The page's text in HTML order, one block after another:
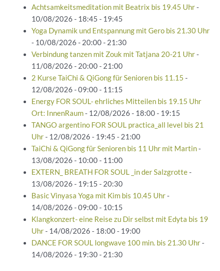
Achtsamkeitsmeditation mit Beatrix bis 19.45 Uhr-
10/08/2026 - 18:45 - 19:45
Yoga Dynamik und Entspannung mit Gero bis 21.30 Uhr
- 10/08/2026 - 20:00 - 21:30
Verbindung tanzen mit Zouk mit Tatjana 20-21 Uhr-
11/08/2026 - 20:00 - 21:00
2 Kurse TaiChi & QiGong für Senioren bis 11.15 -
12/08/2026 - 09:00 - 11:15
Energy FOR SOUL- ehrliches Mitteilen bis 19.15 Uhr
Ort: InnenRaum- 12/08/2026 - 18:00 - 19:15
TANGO argentino FOR SOUL practica_all level bis 21
Uhr- 12/08/2026 - 19:45 - 21:00
TaiChi & QiGong für Senioren bis 11 Uhr mit Martin-
13/08/2026 - 10:00 - 11:00
EXTERN_ BREATH FOR SOUL _in der Salzgrotte-
13/08/2026 - 19:15 - 20:30
Basic Vinyasa Yoga mit Kim bis 10.45 Uhr-
14/08/2026 - 09:00 - 10:15
Klangkonzert- eine Reise zu Dir selbst mit Edyta bis 19
Uhr- 14/08/2026 - 18:00 - 19:00
DANCE FOR SOUL longwave 100 min. bis 21.30 Uhr-
14/08/2026 - 19:30 - 21:30